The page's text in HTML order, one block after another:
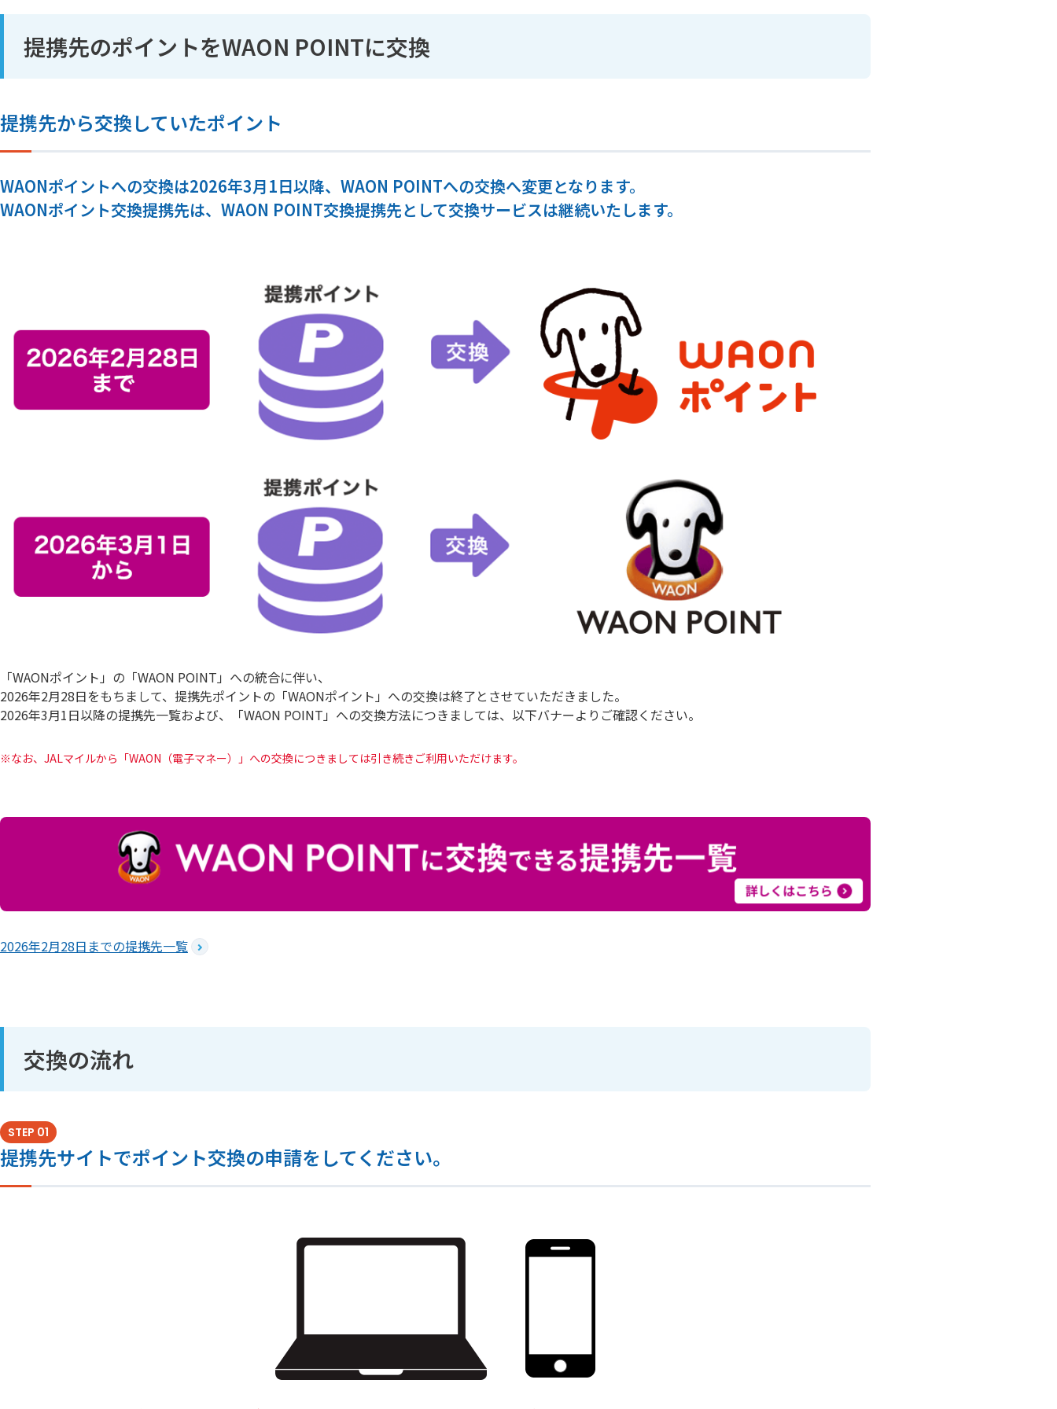
提携先のポイントをWAON POINTに交換
提携先から交換していたポイント
WAONポイントへの交換は2026年3月1日以降、WAON POINTへの交換へ変更となります。
WAONポイント交換提携先は、WAON POINT交換提携先として交換サービスは継続いたします。
「WAONポイント」の「WAON POINT」への統合に伴い、
2026年2月28日をもちまして、提携先ポイントの「WAONポイント」への交換は終了とさせていただきました。
2026年3月1日以降の提携先一覧および、「WAON POINT」への交換方法につきましては、以下バナーよりご確認ください。
なお、JALマイルから「WAON（電子マネー）」への交換につきましては引き続きご利用いただけます。
2026年2月28日までの提携先一覧
交換の流れ
STEP 01
提携先サイトでポイント交換の申請をしてください。